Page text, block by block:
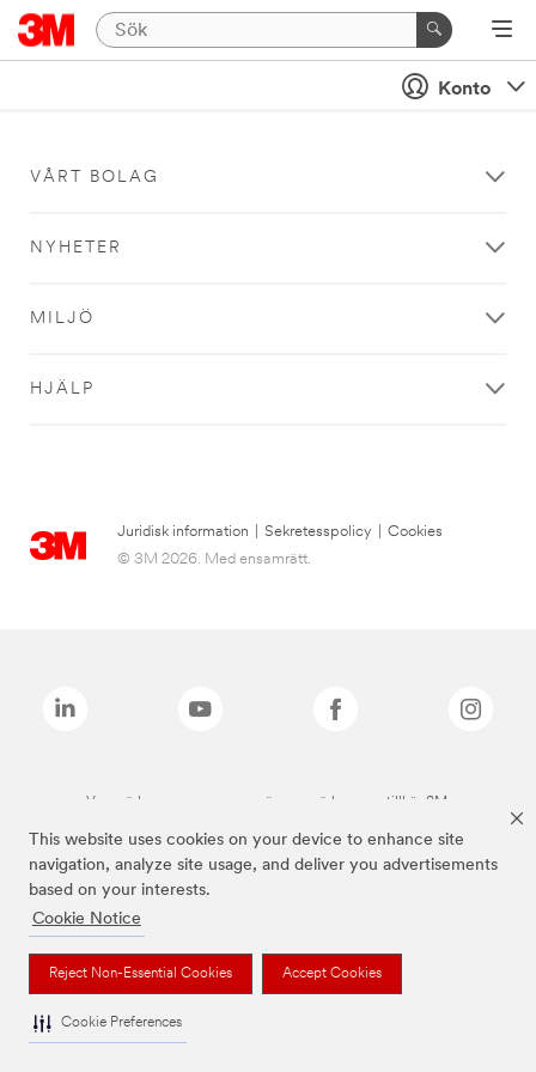
This website uses cookies on your device to enhance site
navigation, analyze site usage, and deliver you advertisements
based on your interests.
Cookie Notice
Reject Non-Essential Cookies Accept Cookies
Cookie Preferences
Konto
VÅRT BOLAG
NYHETER
MILJÖ
HJÄLP
Juridisk information Sekretesspolicy
Cookies
© 3M 2026. Med ensamrätt.
Varumärken som anges ovan är varumärken som tillhör 3M.